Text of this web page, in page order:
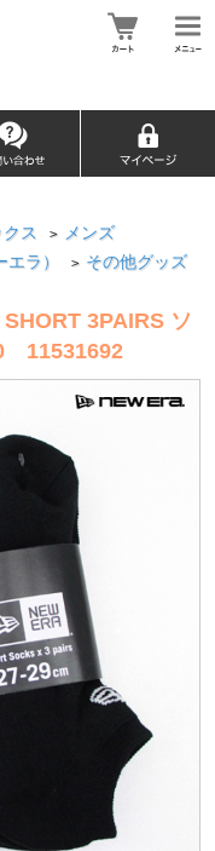
ス > メンズ
ラ） > その他グッズ
3PAIRS ソ
11531692